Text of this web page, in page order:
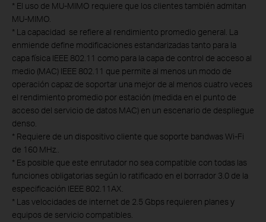
* El uso de MU-MIMO requiere que los clientes también admitan
MU-MIMO.
* La capacidad se refiere al rendimiento promedio general. La
enmiende define modificaciones estandarizadas tanto para la
capa física IEEE 802.11 como para la capa de control de acceso al
medio (MAC) IEEE 802.11 que permite al menos un modo de
operación capaz de soportar una mejor de al menos cuatro veces
el rendimiento promedio por estación (medida en el punto de
acceso del servicio de datos MAC) en un escenario de despliegue
denso.
* Requiere de un dispositivo cliente que soporte bandwas Wi-Fi
de 160 MHz..
* Es posible que este enrutador no sea compatible con todas las
funciones obligatorias según lo ratificado en el borrador 3.0 de la
especificación IEEE 802.11AX.
* Las velocidades de internet de 2.5 Gbps requieren planes y
equipos de servicio compatibles.